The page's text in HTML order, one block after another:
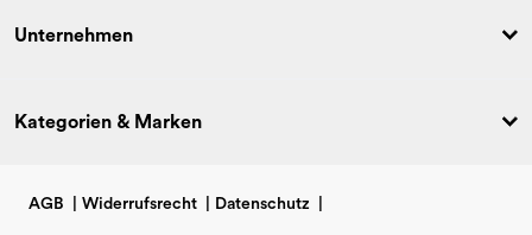
Unternehmen
Kategorien & Marken
AGB Widerrufsrecht Datenschutz